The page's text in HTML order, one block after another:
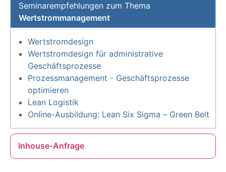
Seminarempfehlungen zum Thema
Wertstrommanagement
Wertstromdesign
Wertstromdesign für administrative
Geschäftsprozesse
Prozessmanagement - Geschäftsprozesse
optimieren
Lean Logistik
Online-Ausbildung: Lean Six Sigma – Green Belt
Inhouse-Anfrage